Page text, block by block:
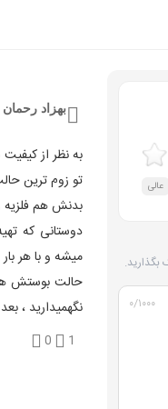
عالی
بگذارید.
۰/۱۰۰۰
بهزاد
به نظر از
تو زوم ترین
بدنش هم
دوستانی که
میشه و با هر
حالت بوستش هم
نگهمیدارید ،
1
0